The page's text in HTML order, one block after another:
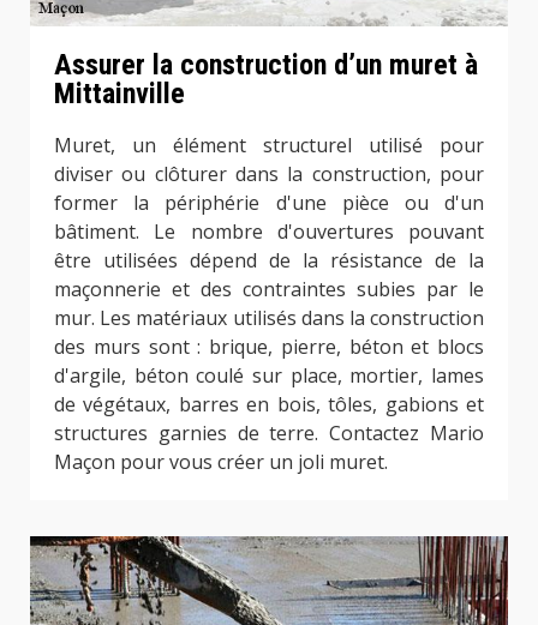
Assurer la construction d’un muret à
Mittainville
Muret, un élément structurel utilisé pour
diviser ou clôturer dans la construction, pour
former la périphérie d'une pièce ou d'un
bâtiment. Le nombre d'ouvertures pouvant
être utilisées dépend de la résistance de la
maçonnerie et des contraintes subies par le
mur. Les matériaux utilisés dans la construction
des murs sont : brique, pierre, béton et blocs
d'argile, béton coulé sur place, mortier, lames
de végétaux, barres en bois, tôles, gabions et
structures garnies de terre. Contactez Mario
Maçon pour vous créer un joli muret.